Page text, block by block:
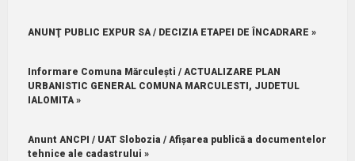
ANUNŢ PUBLIC EXPUR SA / DECIZIA ETAPEI DE ÎNCADRARE »
Informare Comuna Mărculești / ACTUALIZARE PLAN
URBANISTIC GENERAL COMUNA MARCULESTI, JUDETUL
IALOMITA »
Anunt ANCPI / UAT Slobozia / Afișarea publică a documentelor
tehnice ale cadastrului »